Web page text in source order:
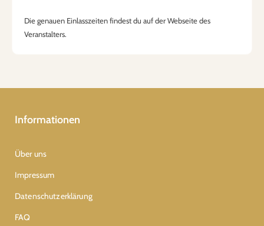
Die genauen Einlasszeiten findest du auf der Webseite des
Veranstalters.
Informationen
Über uns
Impressum
Datenschutzerklärung
FAQ